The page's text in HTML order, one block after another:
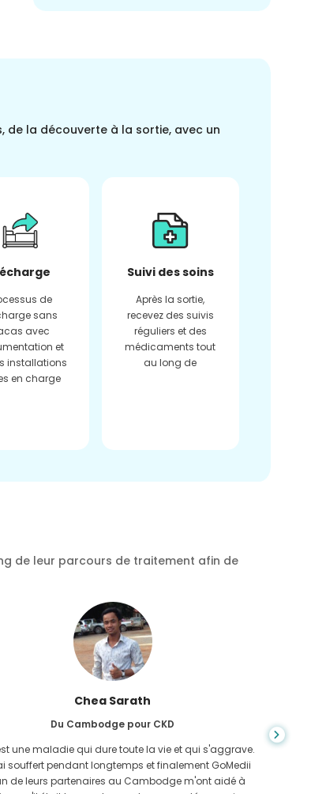
la découverte à la sortie, avec un
de
sans
avec
et
installations
en charge
Suivi des soins
Après la sortie,
recevez des suivis
réguliers et des
médicaments tout
au long de
de leur parcours de traitement afin de
Chea Sarath
Du Cambodge pour CKD
une maladie qui dure toute la vie et qui s'aggrave.
souffert pendant longtemps et finalement GoMedii
de leurs partenaires au Cambodge m'ont aidé à